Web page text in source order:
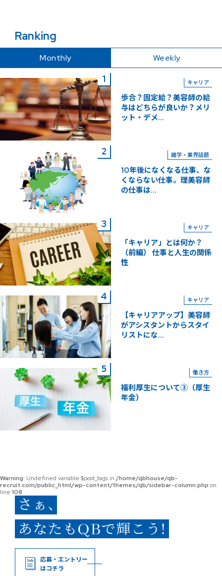
Ranking
Monthly Weekly
キャリア
歩合？固定給？美容師の給
与はどちらが良いか？メリ
ット・デメ...
雑学・業界話題
10年後になくなる仕事、な
くならない仕事。理美容師
の仕事は...
キャリア
「キャリア」とは何か？
（前編） 仕事と人生の関係
性
キャリア
【キャリアアップ】美容師
がアシスタントからスタイ
リストにな...
働き方
福利厚生について③（厚生
年金）
Warning: Undefined variable $post_tags in /home/qbhouse/qb-
recruit.com/public_html/wp-content/themes/qb/sidebar-column.php on
line 108
応募・エントリー
はコチラ